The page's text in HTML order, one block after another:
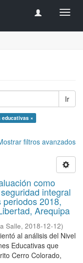
Ir
×
filtros avanzados
como
integral
2018,
Arequipa
Salle, 2018-12-12)
al análisis del Nivel
Educativas que
Cerro Colorado,